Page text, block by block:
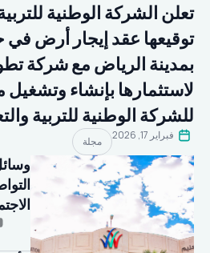
تعلن الشركة الوطنية
توقيعها عقد إيجار أرض
بمدينة الرياض مع شركة
لاستثمارها بإنشاء وتشغيل
للشركة الوطنية للتربية
فبراير 17, 2026 مجلة